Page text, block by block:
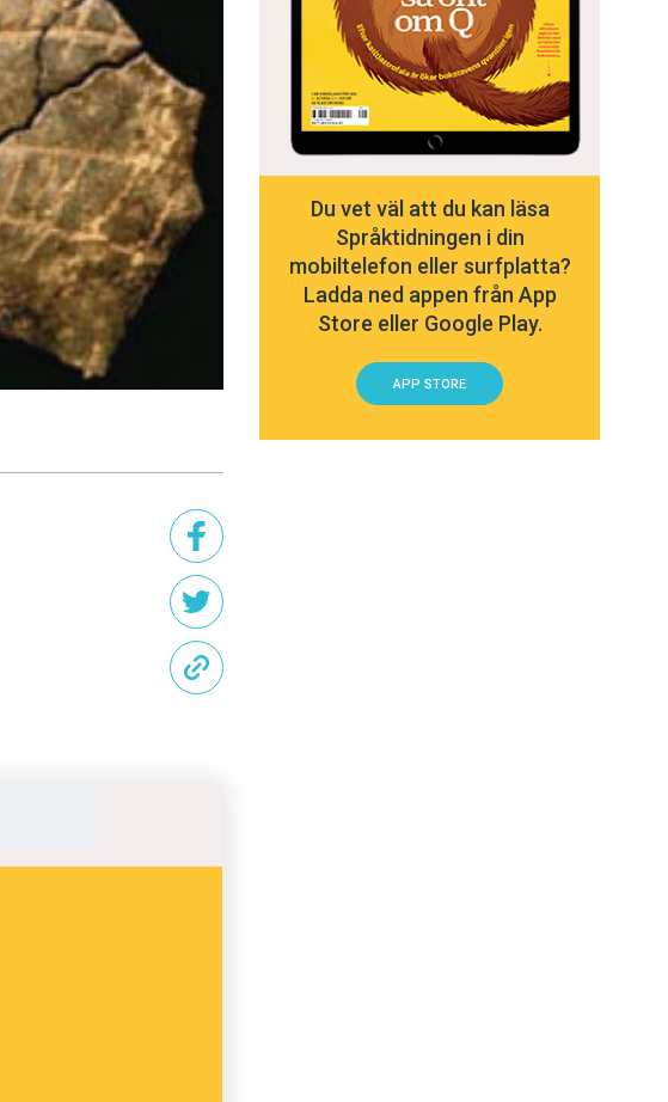
Du vet väl att du kan läsa
Språktidningen i din
mobiltelefon eller surfplatta?
Ladda ned appen från App
Store eller Google Play.
APP STORE